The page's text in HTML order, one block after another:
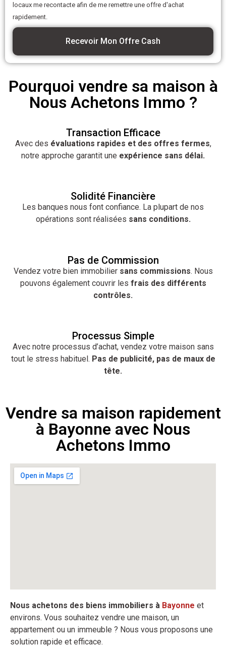
locaux me recontacte afin de me remettre une offre d'achat
rapidement.
Recevoir Mon Offre Cash
Pourquoi vendre sa maison à
Nous Achetons Immo ?
Transaction Efficace
Avec des évaluations rapides et des offres fermes,
notre approche garantit une expérience sans délai.
Solidité Financière
Les banques nous font confiance. La plupart de nos
opérations sont réalisées sans conditions.
Pas de Commission
Vendez votre bien immobilier sans commissions. Nous
pouvons également couvrir les frais des différents
contrôles.
Processus Simple
Avec notre processus d’achat, vendez votre maison sans
tout le stress habituel. Pas de publicité, pas de maux de
tête.
Vendre sa maison rapidement
à Bayonne avec Nous
Achetons Immo
Nous achetons des biens immobiliers à Bayonne et
environs. Vous souhaitez vendre une maison, un
appartement ou un immeuble ? Nous vous proposons une
solution rapide et efficace.